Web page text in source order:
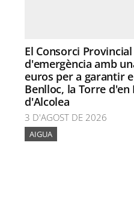
El Consorci
d'emergència amb
euros per a garantir
Benlloc, la Torre d'en
d'Alcolea
3 D'AGOST DE 2026
AIGUA